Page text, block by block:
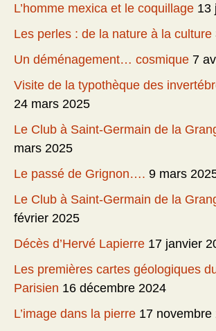
L’homme mexica et le coquillage 13
Les perles : de la nature à la culture
Un déménagement… cosmique 7
Visite de la typothèque des
24 mars 2025
Le Club à Saint-Germain de la
mars 2025
Le passé de Grignon…. 9 mars
Le Club à Saint-Germain de la
février 2025
Décès d’Hervé Lapierre 17 janvier
Les premières cartes géologiques
Parisien 16 décembre 2024
L’image dans la pierre 17 novembre